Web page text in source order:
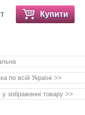
Купити
по всій Україні >>
у зображенні товару >>
засоби та витратні